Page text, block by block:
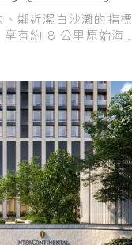
鄰近潔白沙灘的指標
享有約 8 公里原始海